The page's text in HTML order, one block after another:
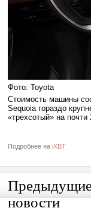
Фото: Toyota
Стоимость машины
Sequoia гораздо
«трехсотый» на почти
Подробнее на iXBT
новости